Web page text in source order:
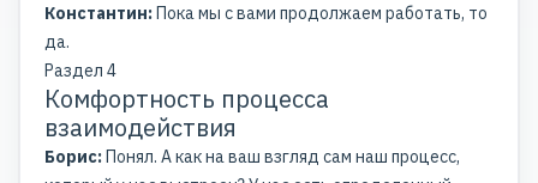
Константин:Пока мы с вами продолжаем работать, то
да.
Раздел 4
Комфортность процесса
взаимодействия
Борис:Понял. А как на ваш взгляд сам наш процесс,